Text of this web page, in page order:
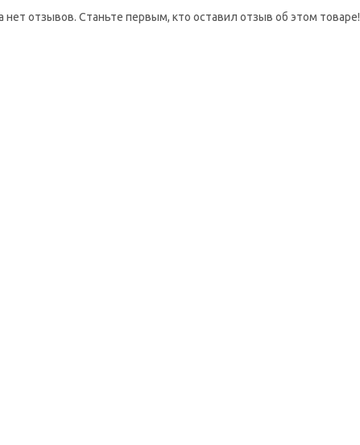
нет отзывов. Станьте первым, кто оставил отзыв об этом товаре!